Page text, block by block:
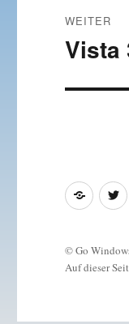
WEITER
Nächster
Vista
Feed
©Go
Auf dieser